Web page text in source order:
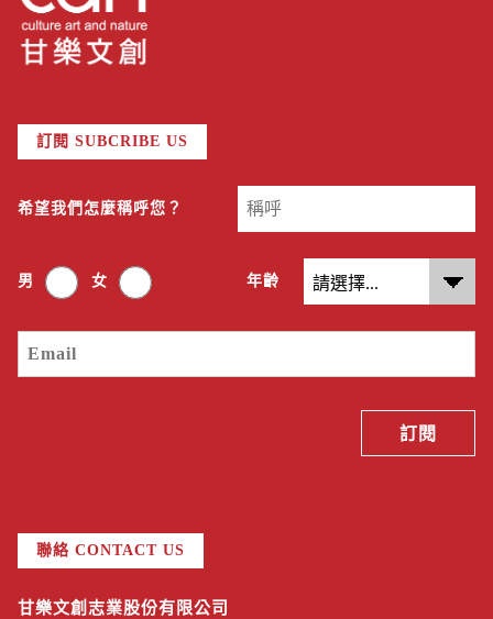
訂閱 SUBCRIBE US
希望我們怎麼稱呼您？
男 女 年齡
聯絡 CONTACT US
甘樂文創志業股份有限公司